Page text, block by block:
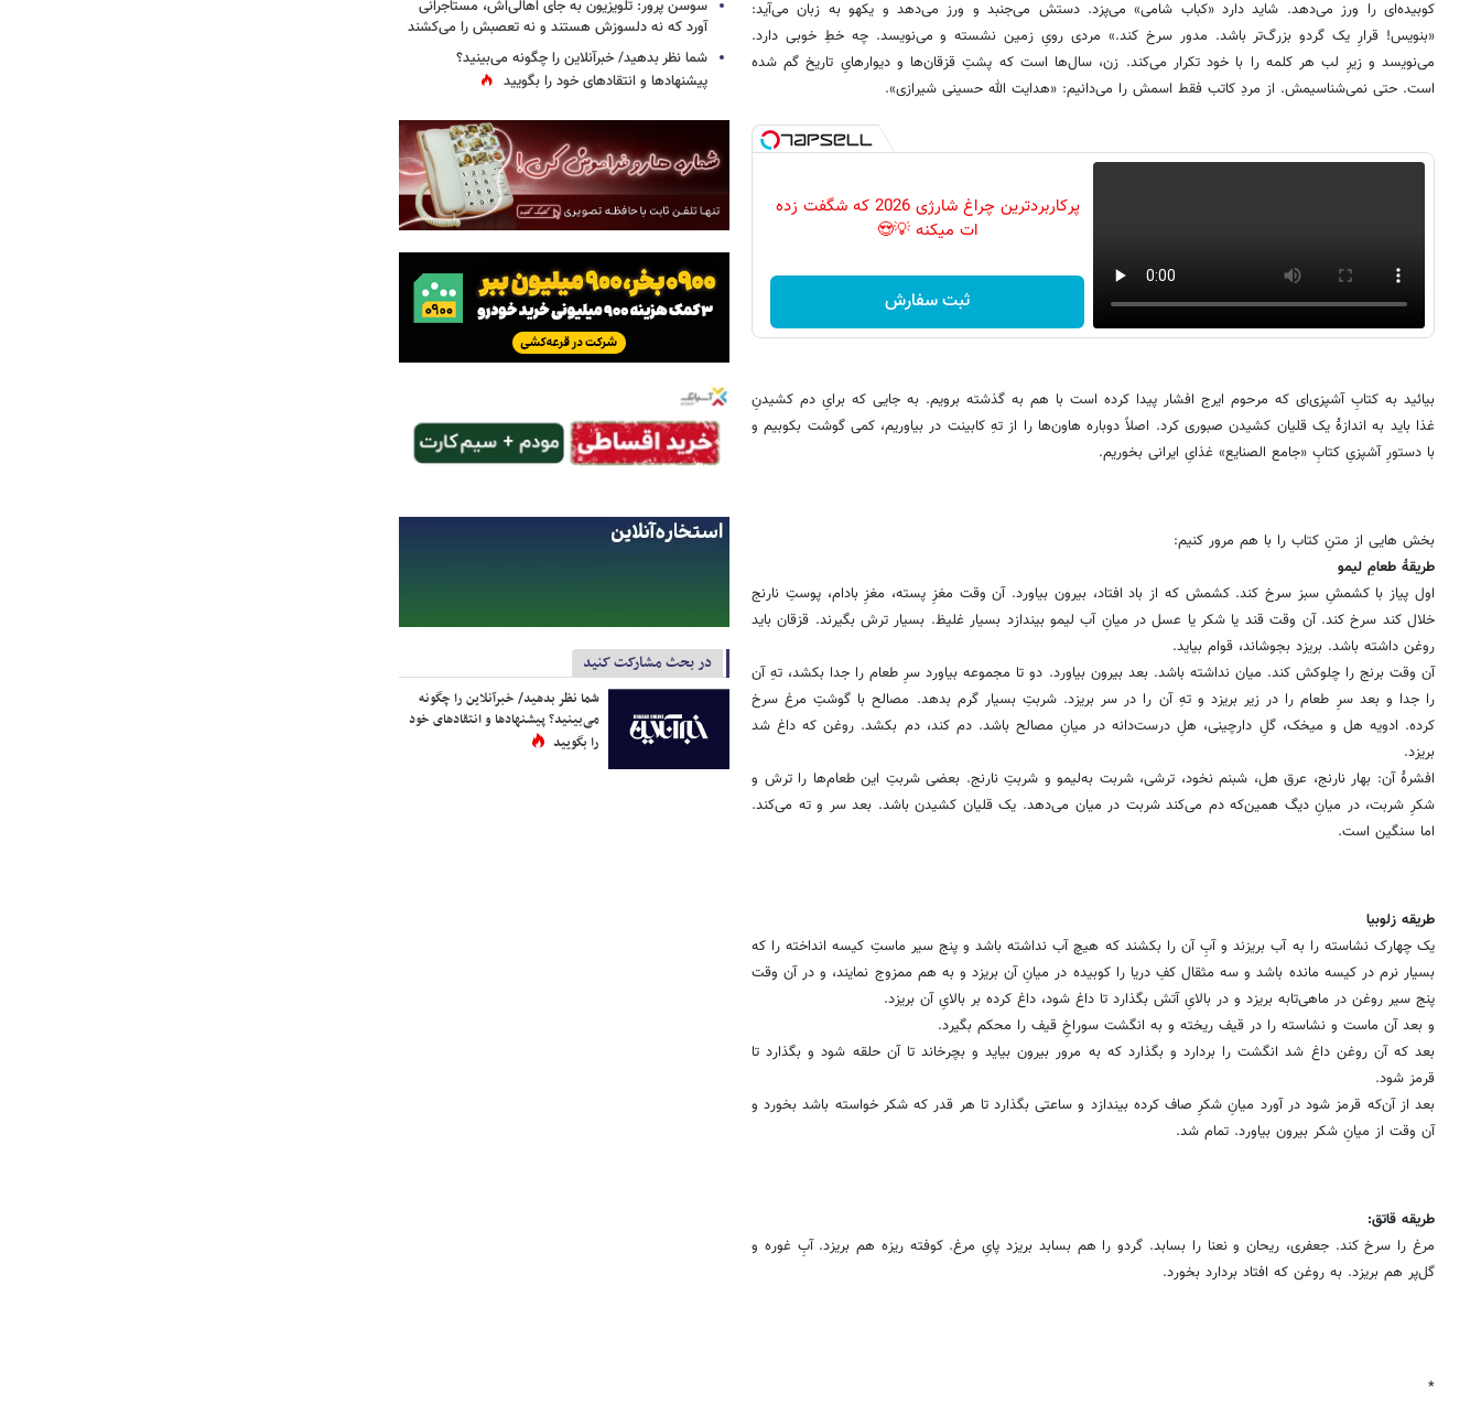
کوبیده‌ای را ورز می‌دهد. شاید دارد «کباب شامی» می‌پزد. دستش می‌جنبد و ورز می‌دهد و یکهو به زبان می‌آید:
«بنویس! قرارِ یک گردو بزرگ‌تر باشد. مدور سرخ کند.» مردی رویِ زمین نشسته و می‌نویسد. چه خطِ خوبی دارد.
می‌نویسد و زیرِ لب هر کلمه را با خود تکرار می‌کند. زن، سال‌ها است که پشتِ قزقان‌ها و دیوارهایِ تاریخ گم شده
است. حتی نمی‌شناسیمش. از مردِ کاتب فقط اسمش را می‌دانیم: «هدایت الله حسینی شیرازی».
پرکاربردترین چراغ شارژی 2026 که شگفت زده
ات میکنه 💡😍
ثبت سفارش
بیائید به کتابِ آشپزی‌ای که مرحوم ایرج افشار پیدا کرده است با هم به گذشته برویم. به جایی که برایِ دم کشیدنِ
غذا باید به اندازهٔ یک قلیان کشیدن صبوری کرد. اصلاً دوباره هاون‌ها را از تهِ کابینت در بیاوریم، کمی گوشت بکوبیم و
با دستورِ آشپزیِ کتابِ «جامع الصنایع» غذایِ ایرانی بخوریم.
بخش هایی از متنِ کتاب را با هم مرور کنیم:
طریقهٔ طعامِ لیمو
اول پیاز با کشمشِ سبز سرخ کند. کشمش که از باد افتاد، بیرون بیاورد. آن وقت مغزِ پسته، مغزِ بادام، پوستِ نارنج
خلال کند سرخ کند. آن وقت قند یا شکر یا عسل در میانِ آب لیمو بیندازد بسیار غلیظ. بسیار ترش بگیرند. قزقان باید
روغن داشته باشد. بریزد بجوشاند، قوام بیاید.
آن وقت برنج را چلوکش کند. میان نداشته باشد. بعد بیرون بیاورد. دو تا مجموعه بیاورد سرِ طعام را جدا بکشد، تهِ آن
را جدا و بعد سرِ طعام را در زیر بریزد و تهِ آن را در سر بریزد. شربتِ بسیار گرم بدهد. مصالح با گوشتِ مرغ سرخ
کرده. ادویه هل و میخک، گلِ دارچینی، هلِ درست‌دانه در میانِ مصالح باشد. دم کند، دم بکشد. روغن که داغ شد
بریزد.
افشرهٔ آن: بهار نارنج، عرق هل، شبنم نخود، ترشی، شربت به‌لیمو و شربتِ نارنج. بعضی شربتِ این طعام‌ها را ترش و
شکرِ شربت، در میانِ دیگ همین‌که دم می‌کند شربت در میان می‌دهد. یک قلیان کشیدن باشد. بعد سر و ته می‌کند.
اما سنگین است.
طریقه زلوبیا
یک چهارک نشاسته را به آب بریزند و آبِ آن را بکشند که هیچ آب نداشته باشد و پنج سیر ماستِ کیسه انداخته را که
بسیار نرم در کیسه مانده باشد و سه مثقال کفِ دریا را کوبیده در میانِ آن بریزد و به هم ممزوج نمایند، و در آن وقت
پنج سیر روغن در ماهی‌تابه بریزد و در بالایِ آتش بگذارد تا داغ شود، داغ کرده بر بالایِ آن بریزد.
و بعد آن ماست و نشاسته را در قیف ریخته و به انگشت سوراخِ قیف را محکم بگیرد.
بعد که آن روغن داغ شد انگشت را بردارد و بگذارد که به مرور بیرون بیاید و بچرخاند تا آن حلقه شود و بگذارد تا
قرمز شود.
بعد از آن‌که قرمز شود در آورد میانِ شکرِ صاف کرده بیندازد و ساعتی بگذارد تا هر قدر که شکر خواسته باشد بخورد و
آن وقت از میانِ شکر بیرون بیاورد. تمام شد.
طریقه قاتق:
مرغ را سرخ کند. جعفری، ریحان و نعنا را بسابد. گردو را هم بسابد بریزد پایِ مرغ. کوفته ریزه هم بریزد. آبِ غوره و
گل‌پر هم بریزد. به روغن که افتاد بردارد بخورد.
*
سوسن پرور: تلویزیون به جای اهالی‌اش، مستاجرانی
آورد که نه دلسوزش هستند و نه تعصبش را می‌کشند
شما نظر بدهید/ خبرآنلاین را چگونه می‌بینید؟
پیشنهادها و انتقادهای خود را بگویید
در بحث مشارکت کنید
شما نظر بدهید/ خبرآنلاین را چگونه
می‌بینید؟ پیشنهادها و انتقادهای خود
را بگویید